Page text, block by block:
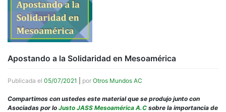
Apostando a la Solidaridad en Mesoamérica
Publicada el 05/07/2021 por Otros Mundos AC
Compartimos con ustedes este material que se produjo junto con
Asociadas por lo Justo JASS Mesoamérica A.C sobre la importancia de